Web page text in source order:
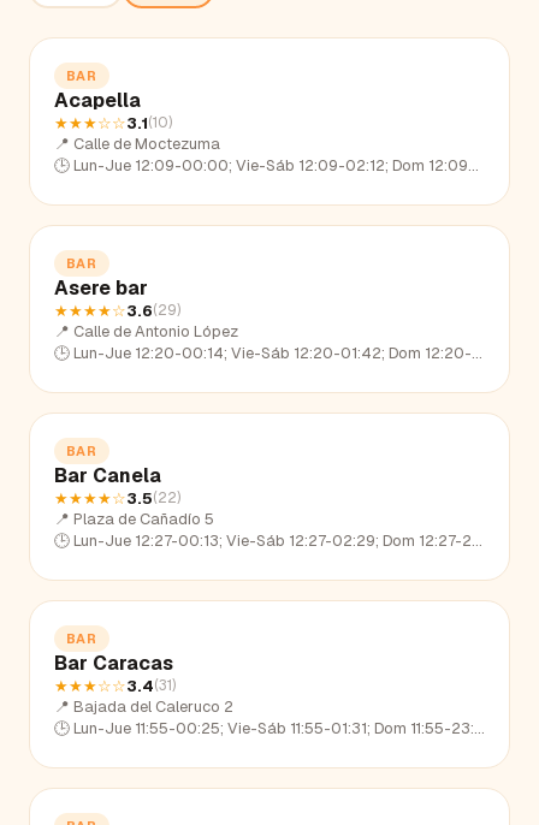
BAR
Acapella
★★★☆☆3.1(10)
📍 Calle de Moctezuma
🕒 Lun-Jue 12:09-00:00; Vie-Sáb 12:09-02:12; Dom 12:09-23:00
BAR
Asere bar
★★★★☆3.6(29)
📍 Calle de Antonio López
🕒 Lun-Jue 12:20-00:14; Vie-Sáb 12:20-01:42; Dom 12:20-22:54
BAR
Bar Canela
★★★★☆3.5(22)
📍 Plaza de Cañadío 5
🕒 Lun-Jue 12:27-00:13; Vie-Sáb 12:27-02:29; Dom 12:27-23:16
BAR
Bar Caracas
★★★☆☆3.4(31)
📍 Bajada del Caleruco 2
🕒 Lun-Jue 11:55-00:25; Vie-Sáb 11:55-01:31; Dom 11:55-23:30